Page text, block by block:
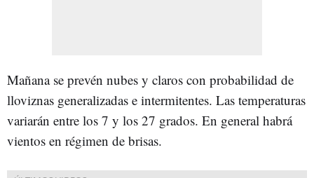
Mañana se prevén nubes y claros con probabilidad de
lloviznas generalizadas e intermitentes. Las temperaturas
variarán entre los 7 y los 27 grados. En general habrá
vientos en régimen de brisas.